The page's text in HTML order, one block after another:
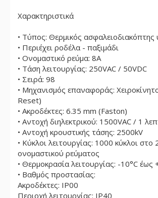
Χαρακτηριστικά
• Τύπος: Θερμικός ασφαλειοδιακόπτης
• Περιέχει ροδέλα - παξιμάδι
• Ονομαστικό ρεύμα: 8A
• Τάση λειτουργίας: 250VAC / 50VDC
• Σειρά: 98
• Μηχανισμός επαναφοράς:
Reset)
• Ακροδέκτες: 6.35 mm (Faston)
• Αντοχή διηλεκτρικού: 1500VAC / 1
• Αντοχή κρουστικής τάσης: 2500kV
• Κύκλοι λειτουργίας: 1000 κύκλοι στο
ονομαστικού ρεύματος
• Θερμοκρασία λειτουργίας: -10°C έως
• Βαθμός προστασίας:
Ακροδέκτες: IP00
Περιοχή λειτουργίας: IP40